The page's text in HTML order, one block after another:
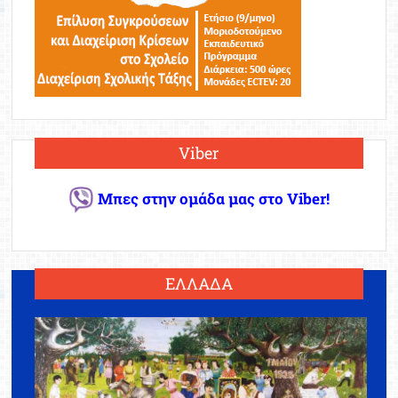
Viber
Μπες στην ομάδα μας στο Viber!
ΕΛΛΑΔΑ